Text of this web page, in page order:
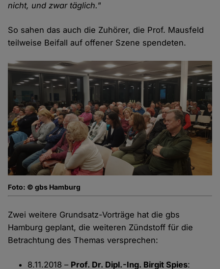
nicht, und zwar täglich."
So sahen das auch die Zuhörer, die Prof. Mausfeld
teilweise Beifall auf offener Szene spendeten.
Foto: © gbs Hamburg
Zwei weitere Grundsatz-Vorträge hat die gbs
Hamburg geplant, die weiteren Zündstoff für die
Betrachtung des Themas versprechen:
8.11.2018 – Prof. Dr. Dipl.-Ing. Birgit Spies: